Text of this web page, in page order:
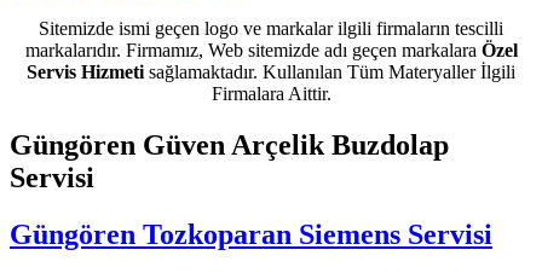
Sitemizde ismi geçen logo ve markalar ilgili firmaların tescilli
markalarıdır. Firmamız, Web sitemizde adı geçen markalara Özel
Servis Hizmeti sağlamaktadır. Kullanılan Tüm Materyaller İlgili
Firmalara Aittir.
Güngören Güven Arçelik Buzdolap
Servisi
Güngören Tozkoparan Siemens Servisi